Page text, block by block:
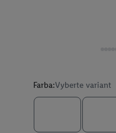
Farba:Vyberte variant